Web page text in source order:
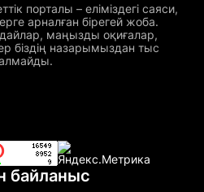
порталы – еліміздегі саяси,
арналған бірегей жоба.
маңызды оқиғалар,
біздің назарымыздан тыс
байланыс